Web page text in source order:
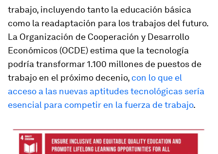
trabajo, incluyendo tanto la educación básica
como la readaptación para los trabajos del futuro.
La Organización de Cooperación y Desarrollo
Económicos (OCDE) estima que la tecnología
podría transformar 1.100 millones de puestos de
trabajo en el próximo decenio, con lo que el
acceso a las nuevas aptitudes tecnológicas sería
esencial para competir en la fuerza de trabajo.